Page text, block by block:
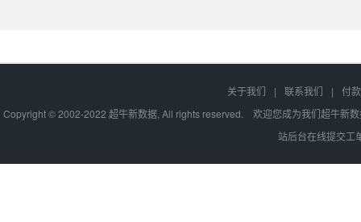
关于我们 | 联系我们 |
付
Copyright © 2002-2022 超牛新数据, All rights reserved. 欢迎您成为我们超牛新
站后台在线提交工